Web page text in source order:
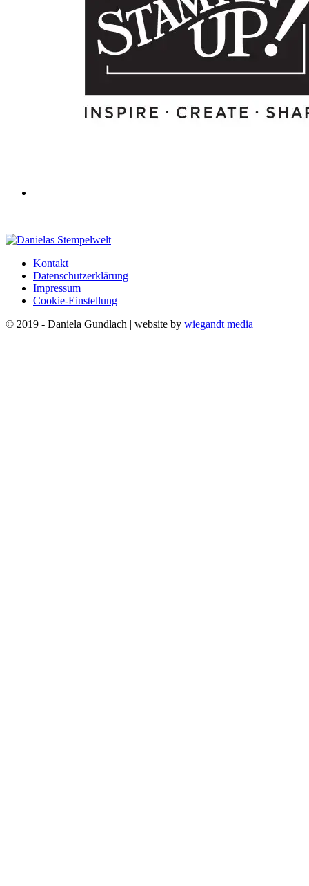
Kontakt
Datenschutzerklärung
Impressum
Cookie-Einstellung
© 2019 - Daniela Gundlach | website by wiegandt media